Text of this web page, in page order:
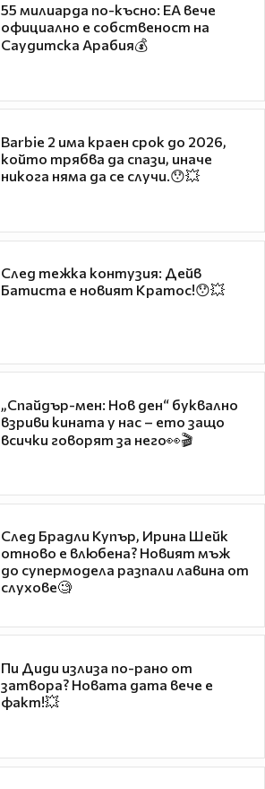
55 милиарда по-късно: EA вече
официално е собственост на
Саудитска Арабия💰
Barbie 2 има краен срок до 2026,
който трябва да спази, иначе
никога няма да се случи.😯💥
След тежка контузия: Дейв
Батиста е новият Кратос!😯💥
„Спайдър-мен: Нов ден“ буквално
взриви кината у нас – ето защо
всички говорят за него👀🎬
След Брадли Купър, Ирина Шейк
отново е влюбена? Новият мъж
до супермодела разпали лавина от
слухове🧐
Пи Диди излиза по-рано от
затвора? Новата дата вече е
факт!💥